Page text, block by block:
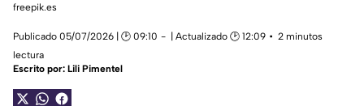
freepik.es
Publicado 05/07/2026 | 🕑 09:10 | Actualizado 🕑 12:09
2 minutos
lectura
Escrito por: Lili Pimentel